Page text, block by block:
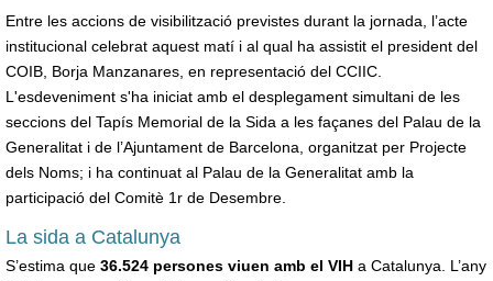
Entre les accions de visibilització previstes durant la jornada, l’acte
institucional celebrat aquest matí i al qual ha assistit el president del
COIB, Borja Manzanares, en representació del CCIIC.
L'esdeveniment s'ha iniciat amb el desplegament simultani de les
seccions del Tapís Memorial de la Sida a les façanes del Palau de la
Generalitat i de l’Ajuntament de Barcelona, organitzat per Projecte
dels Noms; i ha continuat al Palau de la Generalitat amb la
participació del Comitè 1r de Desembre.
La sida a Catalunya
S’estima que 36.524 persones viuen amb el VIH a Catalunya. L’any